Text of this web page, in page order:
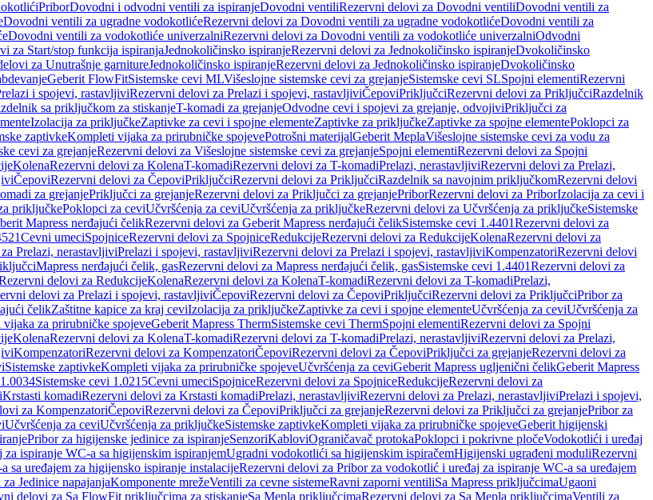
PriborDovodni i odvodni ventili za ispiranjeDovodni ventiliRezervni delovi za Dovodni ventiliDovodni ventili za
Dovodni ventili za ugradne vodokotlićeRezervni delovi za Dovodni ventili za ugradne vodokotlićeDovodni ventili za
Dovodni ventili za vodokotliće univerzalniRezervni delovi za Dovodni ventili za vodokotliće univerzalniOdvodni
za Start/stop funkcija ispiranjaJednokoličinsko ispiranjeRezervni delovi za Jednokoličinsko ispiranjeDvokoličinsko
za Unutrašnje garnitureJednokoličinsko ispiranjeRezervni delovi za Jednokoličinsko ispiranjeDvokoličinsko
Geberit FlowFitSistemske cevi MLVišeslojne sistemske cevi za grejanjeSistemske cevi SLSpojni elementiRezervni
i spojevi, rastavljiviRezervni delovi za Prelazi i spojevi, rastavljiviČepoviPriključciRezervni delovi za PriključciRazdelnik
sa priključkom za stiskanjeT-komadi za grejanjeOdvodne cevi i spojevi za grejanje, odvojiviPriključci za
Izolacija za priključkeZaptivke za cevi i spojne elementeZaptivke za priključkeZaptivke za spojne elementePoklopci za
zaptivkeKompleti vijaka za prirubničke spojevePotrošni materijalGeberit MeplaVišeslojne sistemske cevi za vodu za
cevi za grejanjeRezervni delovi za Višeslojne sistemske cevi za grejanjeSpojni elementiRezervni delovi za Spojni
KolenaRezervni delovi za KolenaT-komadiRezervni delovi za T-komadiPrelazi, nerastavljiviRezervni delovi za Prelazi,
ČepoviRezervni delovi za ČepoviPriključciRezervni delovi za PriključciRazdelnik sa navojnim priključkomRezervni delovi
za grejanjePriključci za grejanjeRezervni delovi za Priključci za grejanjePriborRezervni delovi za PriborIzolacija za cevi i
priključkePoklopci za ceviUčvršćenja za ceviUčvršćenja za priključkeRezervni delovi za Učvršćenja za priključkeSistemske
Mapress nerđajući čelikRezervni delovi za Geberit Mapress nerđajući čelikSistemske cevi 1.4401Rezervni delovi za
Cevni umeciSpojniceRezervni delovi za SpojniceRedukcijeRezervni delovi za RedukcijeKolenaRezervni delovi za
Prelazi, nerastavljiviPrelazi i spojevi, rastavljiviRezervni delovi za Prelazi i spojevi, rastavljiviKompenzatoriRezervni delovi
Mapress nerđajući čelik, gasRezervni delovi za Mapress nerđajući čelik, gasSistemske cevi 1.4401Rezervni delovi za
delovi za RedukcijeKolenaRezervni delovi za KolenaT-komadiRezervni delovi za T-komadiPrelazi,
delovi za Prelazi i spojevi, rastavljiviČepoviRezervni delovi za ČepoviPriključciRezervni delovi za PriključciPribor za
čelikZaštitne kapice za kraj ceviIzolacija za priključkeZaptivke za cevi i spojne elementeUčvršćenja za ceviUčvršćenja za
za prirubničke spojeveGeberit Mapress ThermSistemske cevi ThermSpojni elementiRezervni delovi za Spojni
KolenaRezervni delovi za KolenaT-komadiRezervni delovi za T-komadiPrelazi, nerastavljiviRezervni delovi za Prelazi,
KompenzatoriRezervni delovi za KompenzatoriČepoviRezervni delovi za ČepoviPriključci za grejanjeRezervni delovi za
Sistemske zaptivkeKompleti vijaka za prirubničke spojeveUčvršćenja za ceviGeberit Mapress ugljenični čelikGeberit Mapress
Sistemske cevi 1.0215Cevni umeciSpojniceRezervni delovi za SpojniceRedukcijeRezervni delovi za
Krstasti komadiRezervni delovi za Krstasti komadiPrelazi, nerastavljiviRezervni delovi za Prelazi, nerastavljiviPrelazi i spojevi,
za KompenzatoriČepoviRezervni delovi za ČepoviPriključci za grejanjeRezervni delovi za Priključci za grejanjePribor za
Učvršćenja za ceviUčvršćenja za priključkeSistemske zaptivkeKompleti vijaka za prirubničke spojeveGeberit higijenski
Pribor za higijenske jedinice za ispiranjeSenzoriKabloviOgraničavač protokaPoklopci i pokrivne pločeVodokotlići i uređaj
ispiranje WC-a sa higijenskim ispiranjemUgradni vodokotlići sa higijenskim ispiračemHigijenski ugrađeni moduliRezervni
sa uređajem za higijensko ispiranje instalacijeRezervni delovi za Pribor za vodokotlić i uređaj za ispiranje WC-a sa uređajem
Jedinice napajanjaKomponente mrežeVentili za cevne sistemeRavni zaporni ventiliSa Mapress priključcimaUgaoni
delovi za Sa FlowFit priključcima za stiskanjeSa Mepla priključcimaRezervni delovi za Sa Mepla priključcimaVentili za